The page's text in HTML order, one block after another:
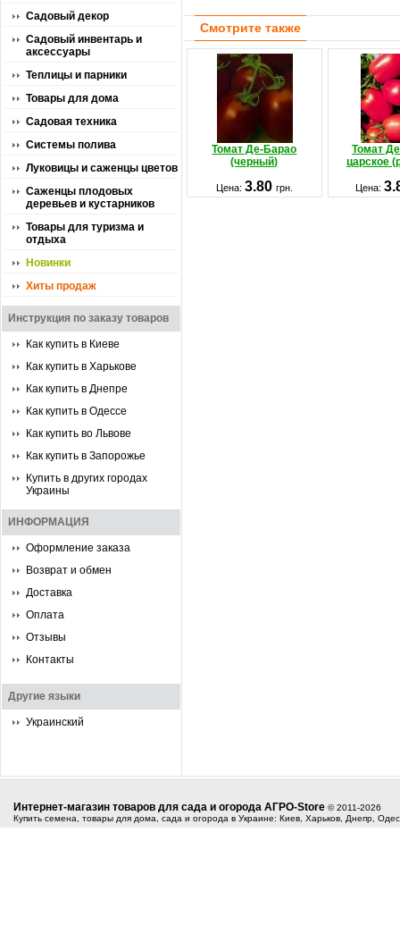
Садовый декор
Садовый инвентарь и
аксессуары
Теплицы и парники
Товары для дома
Садовая техника
Системы полива
Луковицы и саженцы цветов
Саженцы плодовых
деревьев и кустарников
Товары для туризма и
отдыха
Новинки
Хиты продаж
Инструкция по заказу товаров
Как купить в Киеве
Как купить в Харькове
Как купить в Днепре
Как купить в Одессе
Как купить во Львове
Как купить в Запорожье
Купить в других городах
Украины
ИНФОРМАЦИЯ
Оформление заказа
Возврат и обмен
Доставка
Оплата
Отзывы
Контакты
Другие языки
Украинский
Смотрите также
Томат Де-Барао
(черный)
Томат
царское
Цена: 3.80 грн. Цена:
Интернет-магазин товаров для сада и огорода АГРО-Store © 2011-2026
Купить семена, товары для дома, сада и огорода в Украине: Киев, Харьков, Днепр,